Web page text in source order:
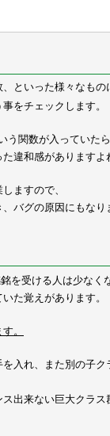
といった様々なもの
をチェックします。
う関数が入っていたら
違和感がありますよ
ますので、
バグの原因にもなり
を受ける人は少なく
た覚えがあります。
。
入れ、また別の子
出来ない巨大クラ